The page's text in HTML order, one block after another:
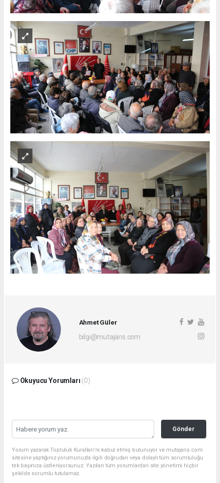
Ahmet Güler
bilgi@mutajans.com
Okuyucu Yorumları (0)
Gönder
Yorum yazarak Topluluk Kuralları’nı kabul etmiş bulunuyor ve mutajans.com
sitesine yaptığınız yorumunuzla ilgili doğrudan veya dolaylı tüm sorumluluğu
tek başınıza üstleniyorsunuz. Yazılan tüm yorumlardan site yönetimi hiçbir
şekilde sorumlu tutulamaz.